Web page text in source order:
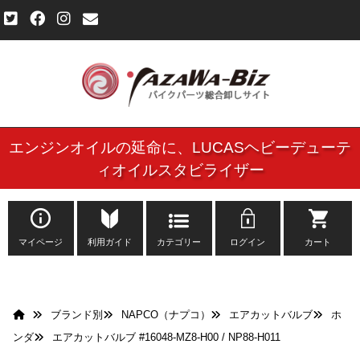
ご利用規約
個人情報保護方針
よくある質問
お問い合わせ
エンジンオイルの延命に、 LUCASヘビーデューテ
ィオイルスタビライザー
マイページ 利用ガイド カテゴリー ログイン カート
ブランド別 NAPCO（ナプコ） エアカットバルブ
ホ
ンダ
エアカットバルブ #16048-MZ8-H00 / NP88-H011